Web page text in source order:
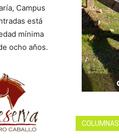
Campus
está
mínima
ocho años.
COLUMNAS